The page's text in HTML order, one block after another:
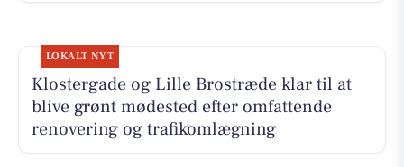
LOKALT NYT
Klostergade og Lille Brostræde klar til at
blive grønt mødested efter omfattende
renovering og trafikomlægning